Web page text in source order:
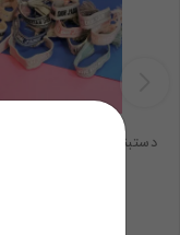
دستبند دیور